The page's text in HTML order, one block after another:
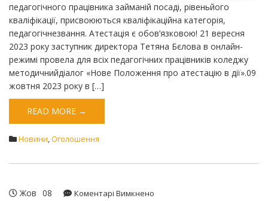
педагогічного працівника займаній посаді, рівеньйого
кваліфікації, присвоюються кваліфікаційна категорія,
педагогічнезвання. Атестація є обов’язковою! 21 вересня
2023 року заступник директора Тетяна Бєлова в онлайн-
режимі провела для всіх педагогічних працівників коледжу
методичнийдіалог «Нове Положення про атестацію в дії».09
жовтня 2023 року в […]
READ MORE →
Новини,Оголошення
Жов 08 Коментарі Вимкнено